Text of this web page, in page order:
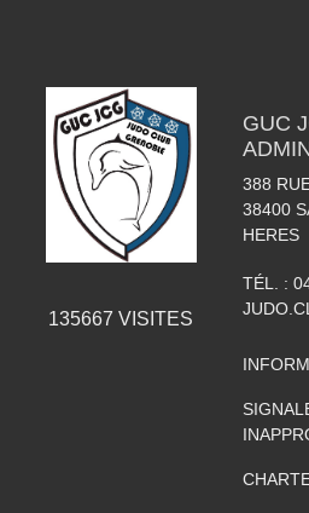
135667 VISITES
GUC
388
38400
HERES
TÉL. :